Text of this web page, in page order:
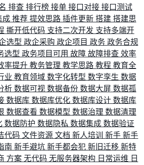
排查 排行榜 接单 接口对接 接口测试
成 推荐 提效思路 插件更新 搭建 搭建思
撕开低代码 支持二次开发 支持多端开
选型 政企采购 政企项目 政务 政务合规
选型 政务项目可用 故障 故障排查 效率
率提升 教务管理 教学思路 教程 教育全
业 教育领域 数字化转型 数字孪生 数据
析 数据可视 数据备份 数据大屏 数据孤
数据库 数据库优化 数据库设计 数据库
数据查看 数据模型 数据治理 数据清理
数据防护 数据隐私 数据集成 数据验证
代码 文件资源 文档 新人培训 新手 新手
南 新手避坑 新手都会犯 新旧迁移 新特
方案 无代码 无服务器架构 日常运维 日